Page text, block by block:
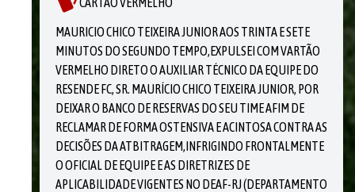
MAURICIO CHICO TEIXEIRA JUNIOR AOS TRINTA E SETE
MINUTOS DO SEGUNDO TEMPO,EXPULSEI COM VARTÃO
VERMELHO DIRETO O AUXILIAR TÉCNICO DA EQUIPE DO
RESENDE FC, SR. MAURÍCIO CHICO TEIXEIRA JUNIOR, POR
DEIXAR O BANCO DE RESERVAS DO SEU TIME AFIM DE
RECLAMAR DE FORMA OSTENSIVA E ACINTOSA CONTRA AS
DECISÕES DA ATBITRAGEM,INFRIGINDO FRONTALMENTE
O OFICIAL DE EQUIPE E AS DIRETRIZES DE
APLICABILIDADE VIGENTES NO DEAF-RJ (DEPARTAMENTO